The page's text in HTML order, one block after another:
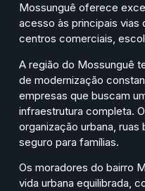
Mossunguê oferece
acesso às principais vias
centros comerciais,
A região do Mossunguê
de modernização
empresas que buscam
infraestrutura completa.
organização urbana,
seguro para famílias.
Os moradores do bairro
vida urbana equilibrada,